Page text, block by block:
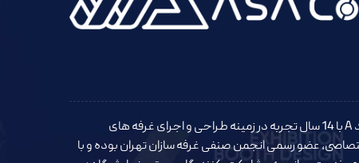
شرکت آسا غرفه ساز دارای گرید A با 14 سال تجربه در زمینه طراحی و اجرای غرفه های
عضو رسمی انجمن صنفی غرفه سازان تهران بوده و با